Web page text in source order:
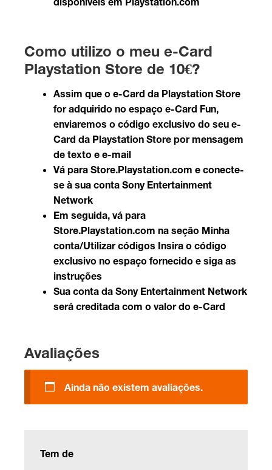
Como utilizo o meu e-Card
Playstation Store de 10€?
Assim que o e-Card da Playstation Store
for adquirido no espaço e-Card Fun,
enviaremos o código exclusivo do seu e-
Card da Playstation Store por mensagem
de texto e e-mail
Vá para Store.Playstation.com e conecte-
se à sua conta Sony Entertainment
Network
Em seguida, vá para
Store.Playstation.com na seção Minha
conta/Utilizar códigos Insira o código
exclusivo no espaço fornecido e siga as
instruções
Sua conta da Sony Entertainment Network
será creditada com o valor do e-Card
Avaliações
Ainda não existem avaliações.
Tem de